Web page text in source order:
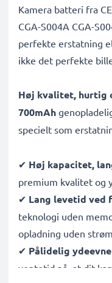
Kamera batteri fra
CGA-S004A CGA-
perfekte erstatning
ikke det perfekte
Høj kvalitet, hurtig
700mAh
specielt som
✔ Høj kapacitet,
premium kvalitet og
✔ Lang levetid ved
teknologi uden
opladning uden
✔ Pålidelig ydeevne
ventetid på, at dit